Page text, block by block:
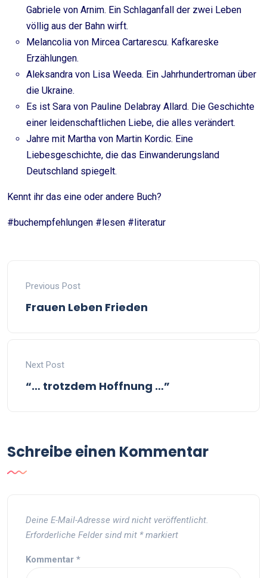
Gabriele von Arnim. Ein Schlaganfall der zwei Leben
völlig aus der Bahn wirft.
Melancolia von Mircea Cartarescu. Kafkareske
Erzählungen.
Aleksandra von Lisa Weeda. Ein Jahrhundertroman über
die Ukraine.
Es ist Sara von Pauline Delabray Allard. Die Geschichte
einer leidenschaftlichen Liebe, die alles verändert.
Jahre mit Martha von Martin Kordic. Eine
Liebesgeschichte, die das Einwanderungsland
Deutschland spiegelt.
Kennt ihr das eine oder andere Buch?
#buchempfehlungen #lesen #literatur
Previous Post
Frauen Leben Frieden
Next Post
“… trotzdem Hoffnung …”
Schreibe einen Kommentar
Deine E-Mail-Adresse wird nicht veröffentlicht.
Erforderliche Felder sind mit *markiert
Kommentar *